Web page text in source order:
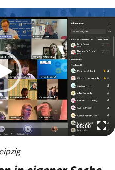
05:00